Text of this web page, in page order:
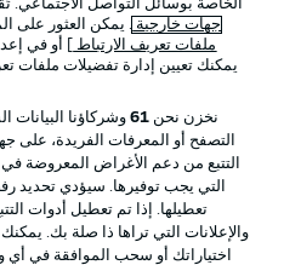
الإعلانات
شروط الاستخدام
جهة النشر تواصل
اللاعبون
الخاصة بوسائل التواصل
جهات خارجية . يمكن العثور على
ملفات تعريف الارتباط
] أو في
يمكنك تعيين إدارة تفضيلات ملفات
نخزن نحن 61وشركاؤنا البيانات
التصفح أو المعرفات الفريدة، على
التتبع من دعم الأغراض المعروضة في
التي يجب توفيرها. سيؤدي
تعطيلها. إذا تم تعطيل أدوات
والإعلانات التي تراها ذا صلة بك.
اختياراتك أو سحب الموافقة في